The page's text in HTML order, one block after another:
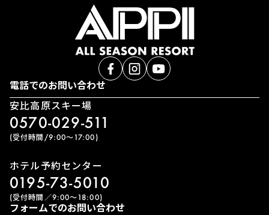
電話でのお問い合わせ
安比高原スキー場
0570-029-511
(受付時間/9:00〜17:00)
ホテル予約センター
0195-73-5010
(受付時間／9:00〜18:00)
フォームでのお問い合わせ